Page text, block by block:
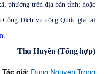
phường trên địa bàn tỉnh; hoặc
Cổng Dịch vụ công Quốc gia tại
.
Thu Huyền (Tổng hợp)
Tác giả: Dung Nguyen Trong